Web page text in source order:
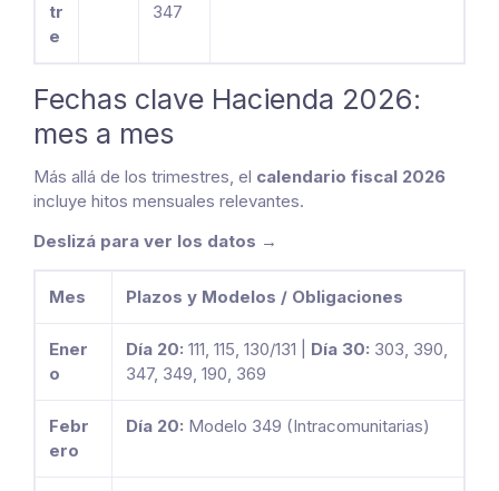
tr
e
347
Fechas clave Hacienda 2026:
mes a mes
Más allá de los trimestres, el calendario fiscal 2026
incluye hitos mensuales relevantes.
Deslizá para ver los datos →
Mes Plazos y Modelos / Obligaciones
Ener
o
Día 20: 111, 115, 130/131 | Día 30: 303, 390,
347, 349, 190, 369
Febr
ero
Día 20: Modelo 349 (Intracomunitarias)